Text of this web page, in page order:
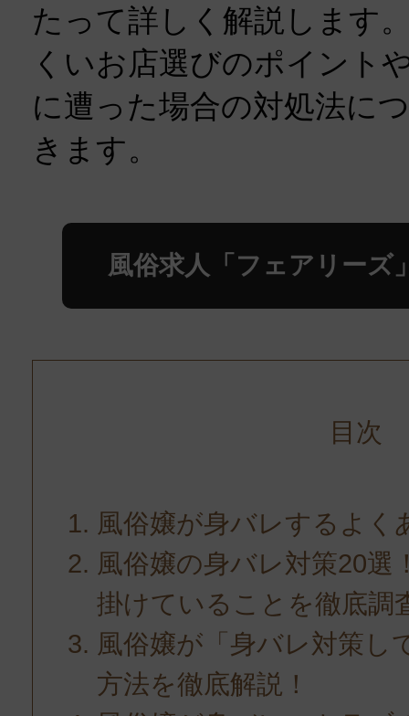
たって詳しく解説します
くいお店選びのポイント
に遭った場合の対処法に
きます。
風俗求人「フェアリーズ
目次
風俗嬢が身バレするよく
風俗嬢の身バレ対策20選
掛けていることを徹底調
風俗嬢が「身バレ対策し
方法を徹底解説！